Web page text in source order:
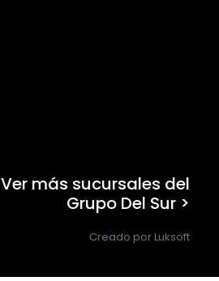
Ver más sucursales del
Grupo Del Sur >
Creado por Luksoft